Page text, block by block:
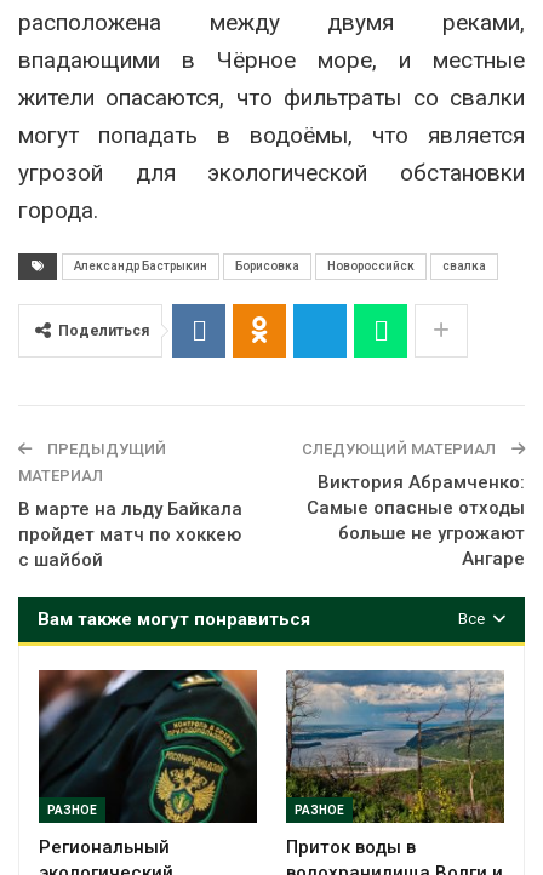
расположена между двумя реками,
впадающими в Чёрное море, и местные
жители опасаются, что фильтраты со свалки
могут попадать в водоёмы, что является
угрозой для экологической обстановки
города.
Александр Бастрыкин Борисовка Новороссийск свалка
Поделиться
ПРЕДЫДУЩИЙ
МАТЕРИАЛ
В марте на льду Байкала
пройдет матч по хоккею
с шайбой
СЛЕДУЮЩИЙ МАТЕРИАЛ
Виктория Абрамченко:
Самые опасные отходы
больше не угрожают
Ангаре
Все
Вам также могут понравиться
РАЗНОЕ
Региональный
РАЗНОЕ
Приток воды в